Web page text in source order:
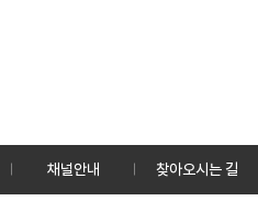
채널안내 찾아오시는 길